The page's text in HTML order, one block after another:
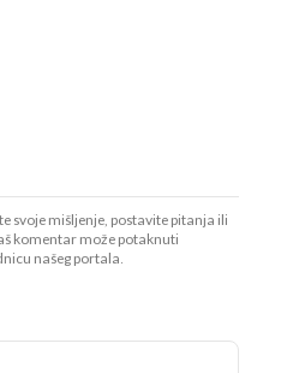
svoje mišljenje, postavite pitanja ili
komentar može potaknuti
našeg portala.